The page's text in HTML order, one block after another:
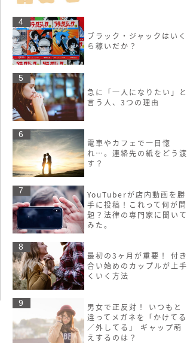
4
ブラック・ジャックはいく
ら稼いだか？
5
急に「一人になりたい」と
言う人、3つの理由
6
電車やカフェで一目惚
れ…。連絡先の紙をどう渡
す？
7
YouTuberが店内動画を勝
手に投稿！これって何が問
題？法律の専門家に聞いて
みた。
8
最初の3ヶ月が重要！ 付き
合い始めのカップルが上手
くいく方法
9
男女で正反対！ いつもと
違ってメガネを「かけてる
／外してる」 ギャップ萌
えするのは？